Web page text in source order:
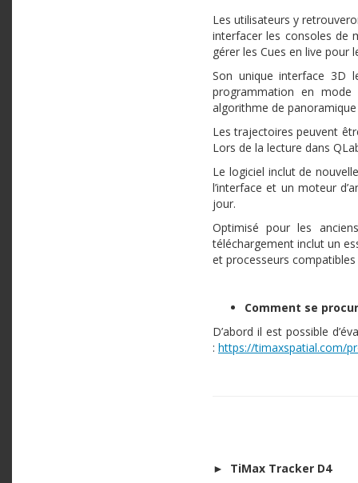
Les utilisateurs y
interfacer les consoles de
gérer les Cues en live pour
Son unique interface 3D
programmation en
algorithme de
Les trajectoires peuvent
Lors de la lecture dans
Le logiciel inclut de
l’interface et un moteur
jour.
Optimisé pour les
téléchargement inclut un
et processeurs
Comment se
D’abord il est possible
: https://timaxspatial.com/
► TiMax Tracker D4